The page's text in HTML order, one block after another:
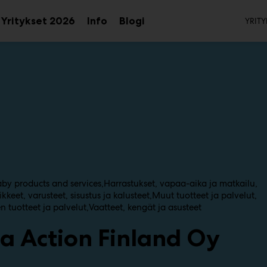
Yritykset 2026Avaa
alavalikko
InfoAvaa
alavalikko
Blogi
products and services Harrastukset, vapaa-aika ja matkailu
varusteet, sisustus ja kalusteet Muut tuotteet ja palvelut
tuotteet ja palvelut Vaatteet, kengät ja asusteet
Action Finland Oy